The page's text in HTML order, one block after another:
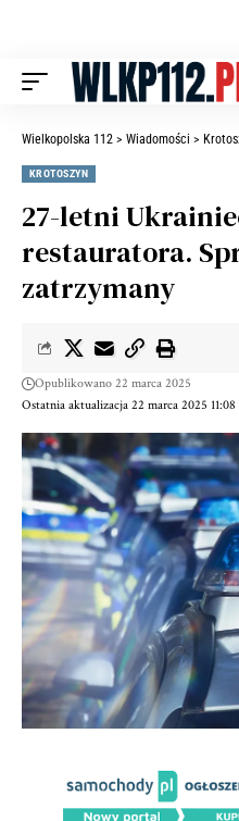
Wielkopolska 112 > Wiadomości >
KROTOSZYN
27-letni
restauratora.
zatrzymany
Ostatnia aktualizacja 22 marca 2025 11:08
Opublikowano 22 marca 2025